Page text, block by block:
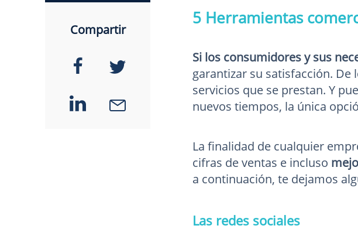
Compartir
5 Herramientas
Si los consumidores y sus
garantizar su satisfacción.
servicios que se prestan. Y
nuevos tiempos, la única
La finalidad de cualquier
cifras de ventas e incluso
a continuación, te dejamos
Las redes sociales